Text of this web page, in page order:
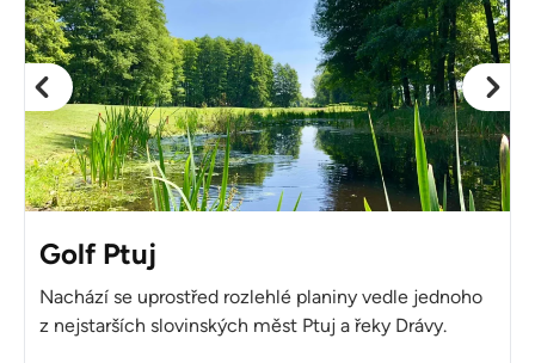
Golf Ptuj
Nachází se uprostřed rozlehlé planiny vedle jednoho
z nejstarších slovinských měst Ptuj a řeky Drávy.